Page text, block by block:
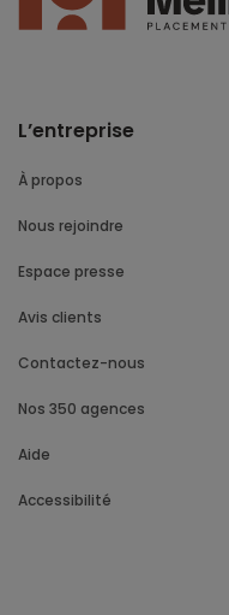
L’entreprise
À propos
Nous rejoindre
Espace presse
Avis clients
Contactez-nous
Nos 350 agences
Aide
Accessibilité